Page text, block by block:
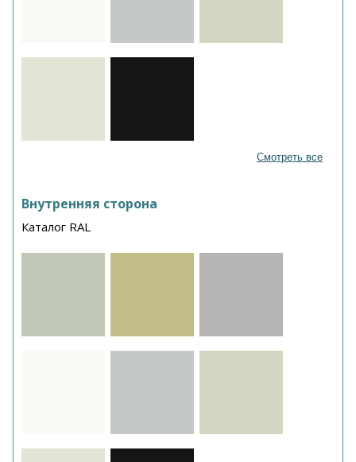
Смотреть все
Внутренняя сторона
Каталог RAL